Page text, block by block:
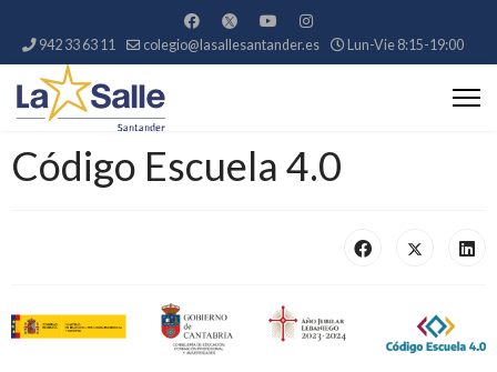
942 33 63 11 colegio@lasallesantander.es Lun-Vie 8:15-19:00
Código Escuela 4.0